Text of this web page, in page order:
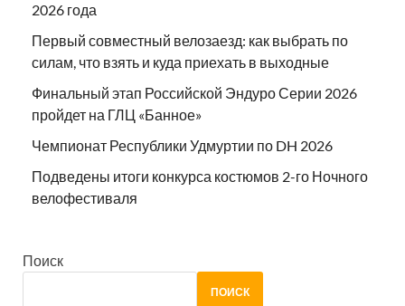
2026 года
Первый совместный велозаезд: как выбрать по
силам, что взять и куда приехать в выходные
Финальный этап Российской Эндуро Серии 2026
пройдет на ГЛЦ «Банное»
Чемпионат Республики Удмуртии по DH 2026
Подведены итоги конкурса костюмов 2-го Ночного
велофестиваля
Поиск
ПОИСК